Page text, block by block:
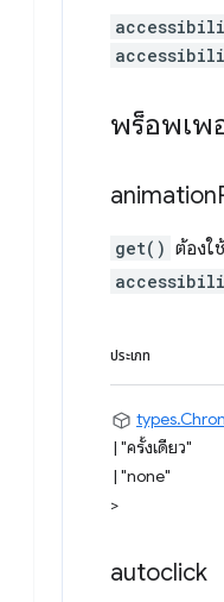
พร็อพเพ
animation
get() ต้องใ
ประเภท
| "ครั้งเดียว"
| "none"
>
autoclick